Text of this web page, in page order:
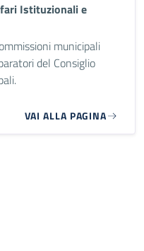
Istituzionali e
municipali
del Consiglio
VAI ALLA PAGINA